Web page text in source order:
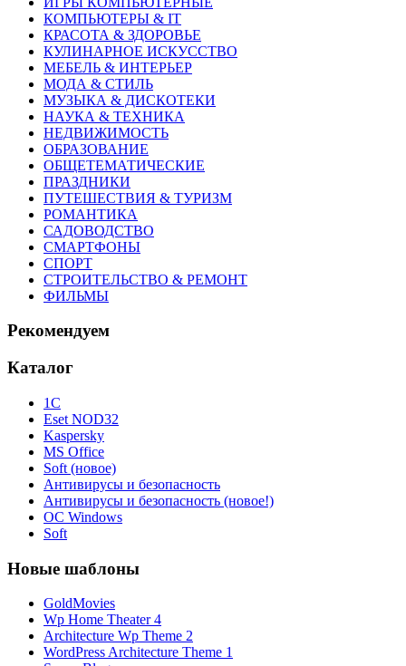
КОМПЬЮТЕРЫ & IT
КРАСОТА & ЗДОРОВЬЕ
КУЛИНАРНОЕ ИСКУССТВО
МЕБЕЛЬ & ИНТЕРЬЕР
МОДА & СТИЛЬ
МУЗЫКА & ДИСКОТЕКИ
НАУКА & ТЕХНИКА
НЕДВИЖИМОСТЬ
ОБРАЗОВАНИЕ
ОБЩЕТЕМАТИЧЕСКИЕ
ПРАЗДНИКИ
ПУТЕШЕСТВИЯ & ТУРИЗМ
РОМАНТИКА
САДОВОДСТВО
СМАРТФОНЫ
СПОРТ
СТРОИТЕЛЬСТВО & РЕМОНТ
ФИЛЬМЫ
Рекомендуем
Каталог
1С
Eset NOD32
Kaspersky
MS Office
Soft (новое)
Антивирусы и безопасность
Антивирусы и безопасность (новое!)
ОС Windows
Soft
Новые шаблоны
GoldMovies
Wp Home Theater 4
Architecture Wp Theme 2
WordPress Architecture Theme 1